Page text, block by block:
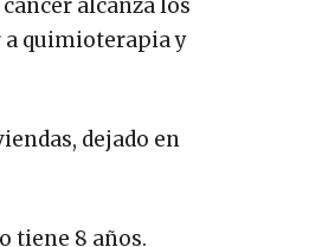
alcanza los
a quimioterapia y
dejado en
tiene 8 años.